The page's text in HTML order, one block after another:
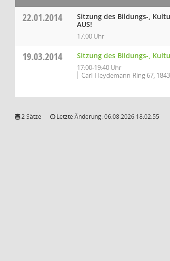
22.01.2014
Sitzung des Bildungs-,
AUS!
17:00 Uhr
19.03.2014 Sitzung des Bildungs-,
17:00-19:40 Uhr
Carl-Heydemann-Ring 67,
2 Sätze Letzte Änderung: 06.08.2026 18:02:55